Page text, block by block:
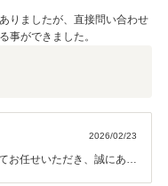
りましたが、直接問い合わせ
事ができました。
2026/02/23
お任せいただき、誠にあり